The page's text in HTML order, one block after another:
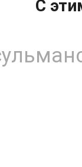
С